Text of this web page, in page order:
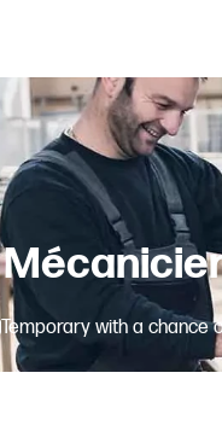
Temporary with a chance